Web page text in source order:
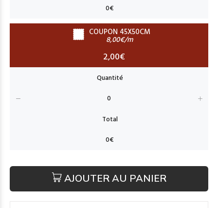
COUPON 45X50CM
8,00€/m
2,00€
AJOUTER AU PANIER